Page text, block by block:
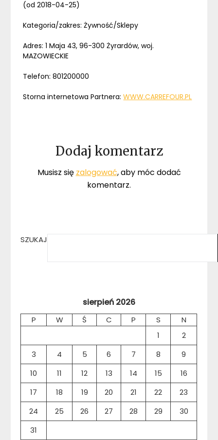
(od 2018-04-25)
Kategoria/zakres: Żywność/Sklepy
Adres: 1 Maja 43, 96-300 Żyrardów, woj.
MAZOWIECKIE
Telefon: 801200000
Storna internetowa Partnera:WWW.CARREFOUR.PL
Dodaj komentarz
Musisz się zalogować, aby móc dodać
komentarz.
SZUKAJ
sierpień 2026
P W Ś C P S
N
1
2
3
4 5 6 7 8
9
10
11 12 13 14 15
16
17
18 19 20 21 22
23
24
25 26 27 28 29
30
31